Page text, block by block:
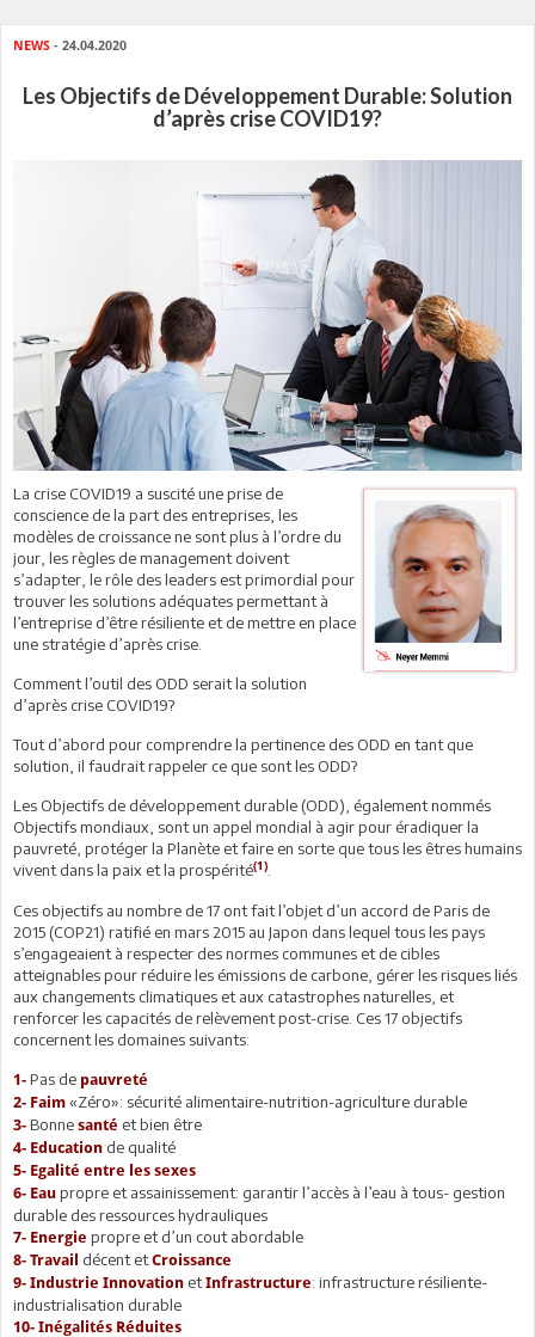
NEWS - 24.04.2020
Les Objectifs de Développement Durable: Solution
d’après crise COVID19?
La crise COVID19 a suscité une prise de
conscience de la part des entreprises, les
modèles de croissance ne sont plus à l’ordre du
jour, les règles de management doivent
s’adapter, le rôle des leaders est primordial pour
trouver les solutions adéquates permettant à
l’entreprise d’être résiliente et de mettre en place
une stratégie d’après crise.
Comment l’outil des ODD serait la solution
d’après crise COVID19?
Tout d’abord pour comprendre la pertinence des ODD en tant que
solution, il faudrait rappeler ce que sont les ODD?
Les Objectifs de développement durable (ODD), également nommés
Objectifs mondiaux, sont un appel mondial à agir pour éradiquer la
pauvreté, protéger la Planète et faire en sorte que tous les êtres humains
vivent dans la paix et la prospérité(1)
Ces objectifs au nombre de 17 ont fait l’objet d’un accord de Paris de
2015 (COP21) ratifié en mars 2015 au Japon dans lequel tous les pays
s’engageaient à respecter des normes communes et de cibles
atteignables pour réduire les émissions de carbone, gérer les risques liés
aux changements climatiques et aux catastrophes naturelles, et
renforcer les capacités de relèvement post-crise. Ces 17 objectifs
concernent les domaines suivants:
1- Pas de pauvreté
2- Faim «Zéro»: sécurité alimentaire-nutrition-agriculture durable
3- Bonne santé et bien être
4- Education de qualité
5- Egalité entre les sexes
6- Eau propre et assainissement: garantir l’accès à l’eau à tous- gestion
durable des ressources hydrauliques
7- Energie propre et d’un cout abordable
8- Travail décent etCroissance
9- Industrie Innovation etInfrastructure: infrastructure résiliente-
industrialisation durable
10- Inégalités Réduites